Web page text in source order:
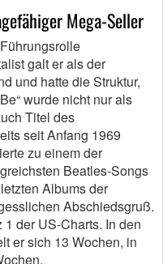
Mega-Seller
galt er als der
und hatte die Struktur,
wurde nicht nur als
Titel des
seit Anfang 1969
zu einem der
Beatles-Songs
Albums der
Abschiedsgruß.
der US-Charts. In den
er sich 13 Wochen, in